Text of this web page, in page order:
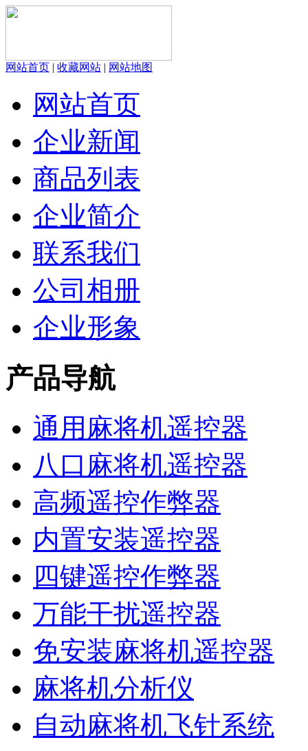
网站首页 | 收藏网站 | 网站地图
网站首页
企业新闻
商品列表
企业简介
联系我们
公司相册
企业形象
产品导航
通用麻将机遥控器
八口麻将机遥控器
高频遥控作弊器
内置安装遥控器
四键遥控作弊器
万能干扰遥控器
免安装麻将机遥控器
麻将机分析仪
自动麻将机飞针系统